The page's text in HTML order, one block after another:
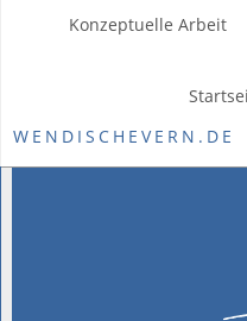
Konzeptuelle Arbeit
WENDISCHEVERN.DE